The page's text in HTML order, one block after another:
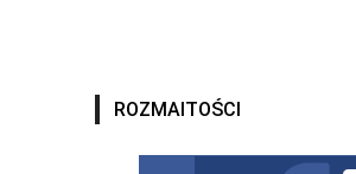
ROZMAITOŚCI